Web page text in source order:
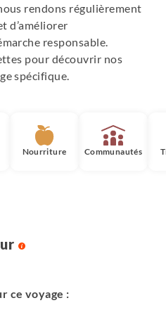
rendons régulièrement
d’améliorer
responsable.
pour découvrir nos
spécifique.
Nourriture Communautés
ce voyage :